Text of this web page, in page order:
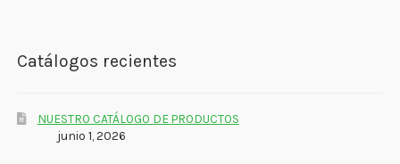
Catálogos recientes
NUESTRO CATÁLOGO DE PRODUCTOS
junio 1, 2026